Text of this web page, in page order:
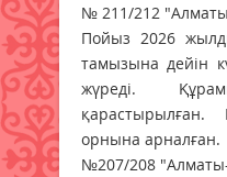
№ 211/212
Пойыз 2026
тамызына дейін
жүреді.
орнына арналған.
№207/208